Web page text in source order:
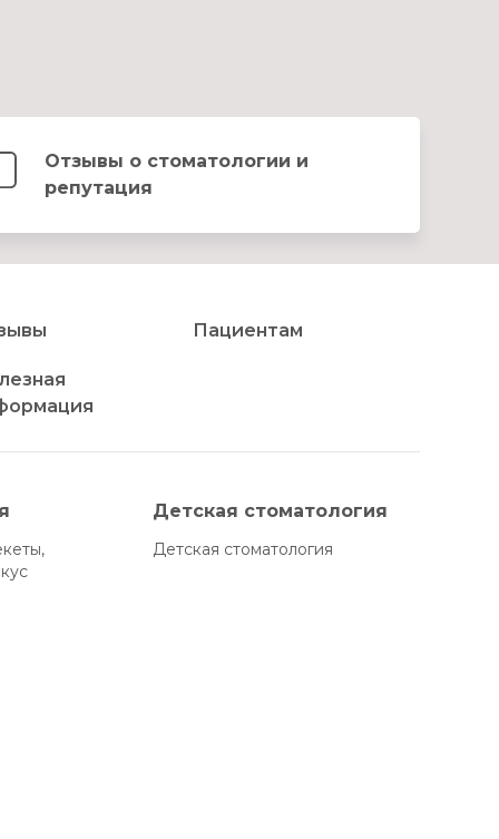
Отзывы о стоматологии и
репутация
Пациентам
Детская стоматология
Детская стоматология